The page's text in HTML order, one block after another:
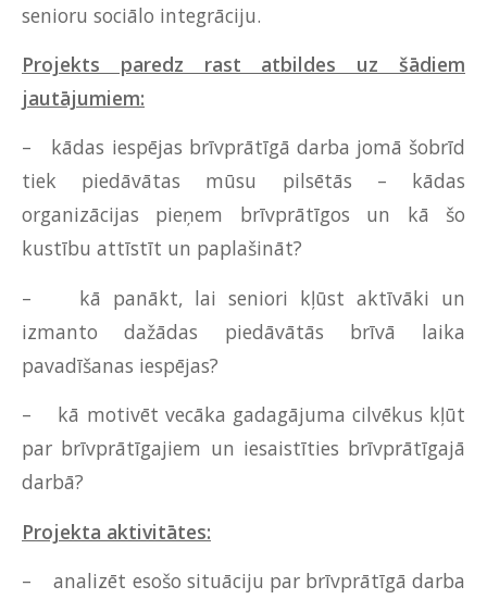
senioru sociālo integrāciju.
Projekts paredz rast atbildes uz šādiem
jautājumiem:
– kādas iespējas brīvprātīgā darba jomā šobrīd
tiek piedāvātas mūsu pilsētās – kādas
organizācijas pieņem brīvprātīgos un kā šo
kustību attīstīt un paplašināt?
– kā panākt, lai seniori kļūst aktīvāki un
izmanto dažādas piedāvātās brīvā laika
pavadīšanas iespējas?
– kā motivēt vecāka gadagājuma cilvēkus kļūt
par brīvprātīgajiem un iesaistīties brīvprātīgajā
darbā?
Projekta aktivitātes:
– analizēt esošo situāciju par brīvprātīgā darba